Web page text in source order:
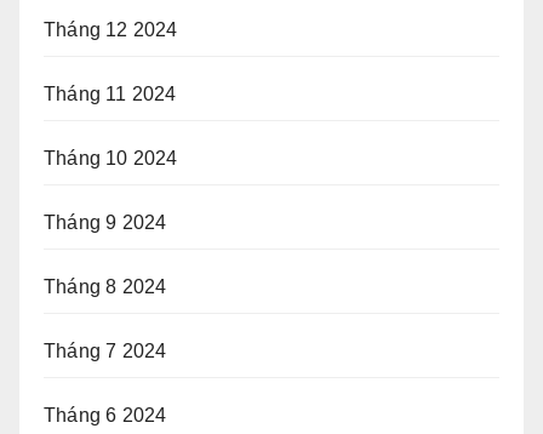
Tháng 12 2024
Tháng 11 2024
Tháng 10 2024
Tháng 9 2024
Tháng 8 2024
Tháng 7 2024
Tháng 6 2024